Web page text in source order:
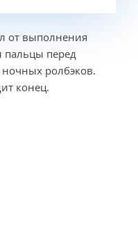
от выполнения
пальцы перед
ролбэков.
конец.